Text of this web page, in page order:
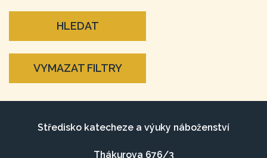
HLEDAT
VYMAZAT FILTRY
Středisko katecheze a výuky náboženství
Thákurova 676/3